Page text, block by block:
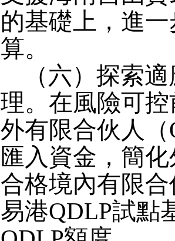
的基礎上，進
算。
（六）探索
理。在風險可
外有限合伙人（
匯入資金，簡
合格境內有限
易港QDLP試點